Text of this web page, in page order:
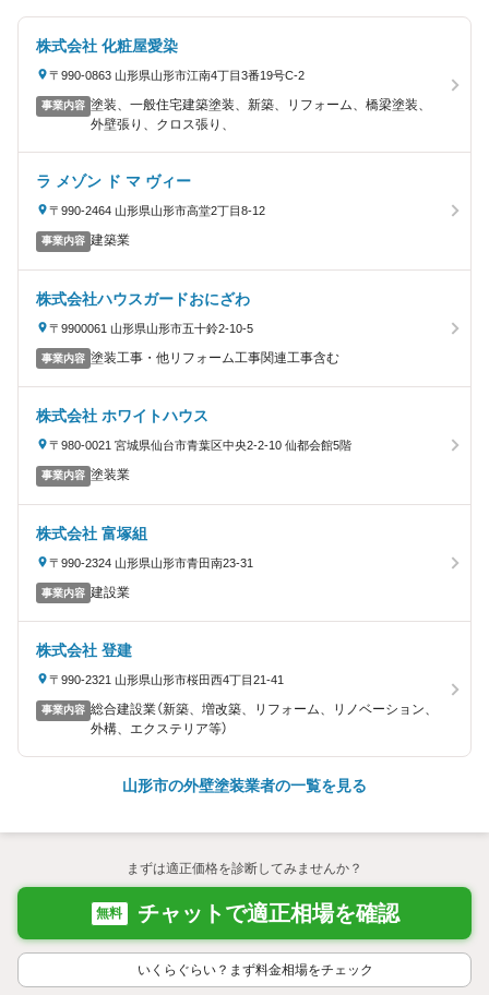
株式会社 化粧屋愛染
〒990-0863 山形県山形市江南4丁目3番19号C-2
事業内容 塗装、一般住宅建築塗装、新築、リフォーム、橋梁塗装、
外壁張り、クロス張り、
ラ メゾン ド マ ヴィー
〒990-2464 山形県山形市高堂2丁目8-12
事業内容 建築業
株式会社ハウスガードおにざわ
〒9900061 山形県山形市五十鈴2-10-5
事業内容 塗装工事・他リフォーム工事関連工事含む
株式会社 ホワイトハウス
〒980-0021 宮城県仙台市青葉区中央2-2-10 仙都会館5階
事業内容 塗装業
株式会社 富塚組
〒990-2324 山形県山形市青田南23-31
事業内容 建設業
株式会社 登建
〒990-2321 山形県山形市桜田西4丁目21-41
事業内容 総合建設業（新築、増改築、リフォーム、リノベーション、
外構、エクステリア等）
山形市の外壁塗装業者の一覧を見る
まずは適正価格を診断してみませんか？
無料 チャットで適正相場を確認
いくらぐらい？まず料金相場をチェック